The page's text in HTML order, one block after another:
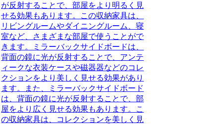
が反射することで、部屋をより明るく見
せる効果もあります。この収納家具は、
リビングルームやダイニングルーム、寝
室など、さまざまな部屋で使うことがで
きます。ミラーバックサイドボードは、
背面の鏡に光が反射することで、アンテ
ィークな衣装ケースや磁器器などのコレ
クションをより美しく見せる効果があり
ます。また、ミラーバックサイドボード
は、背面の鏡に光が反射することで、部
屋をより広く見せる効果もあります。こ
の収納家具は、コレクションを美しく見